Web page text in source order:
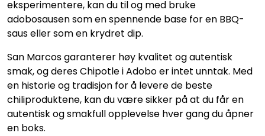
eksperimentere, kan du til og med bruke
adobosausen som en spennende base for en BBQ-
saus eller som en krydret dip.
San Marcos garanterer høy kvalitet og autentisk
smak, og deres Chipotle i Adobo er intet unntak. Med
en historie og tradisjon for å levere de beste
chiliproduktene, kan du være sikker på at du får en
autentisk og smakfull opplevelse hver gang du åpner
en boks.